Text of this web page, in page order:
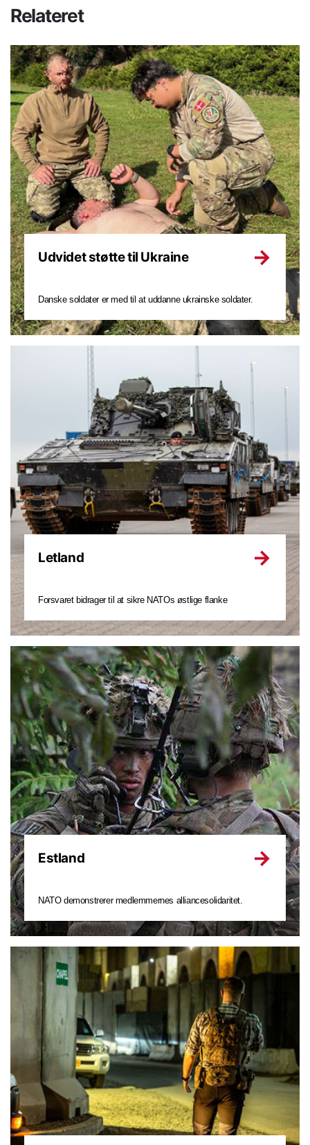
Relateret
Udvidet støtte til Ukraine
Danske soldater er med til at uddanne ukrainske soldater.
Letland
Forsvaret bidrager til at sikre NATOs østlige flanke
Estland
NATO demonstrerer medlemmernes alliancesolidaritet.